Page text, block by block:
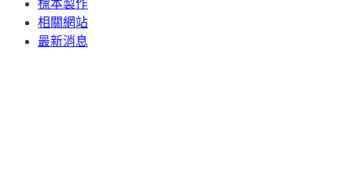
標本製作
相關網站
最新消息